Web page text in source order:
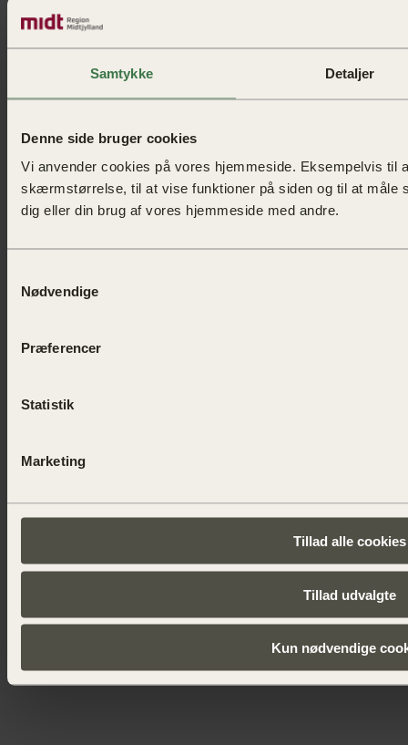
Samtykke Detaljer
Denne side bruger cookies
Vi anvender cookies på vores hjemmeside. Eksempelvis til
skærmstørrelse, til at vise funktioner på siden og til at måle
dig eller din brug af vores hjemmeside med andre.
Nødvendige
Præferencer
Statistik
Marketing
Tillad alle cookies
Tillad udvalgte
Kun nødvendige